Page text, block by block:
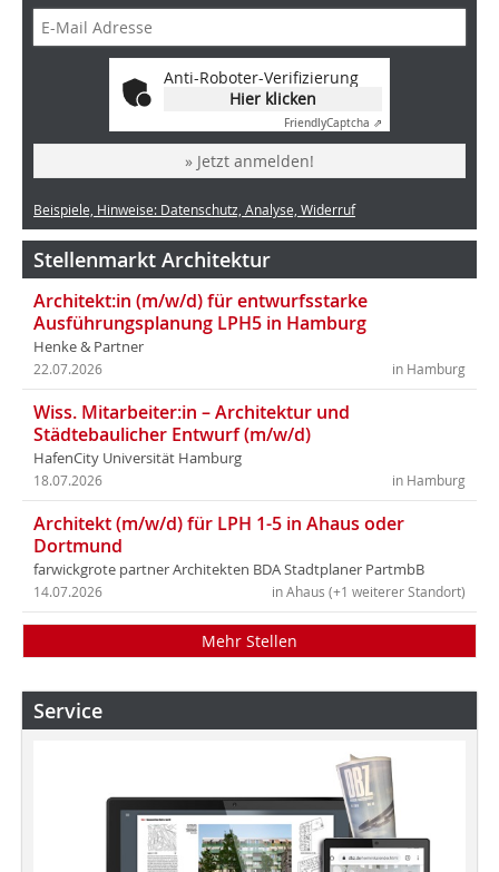
Anti-Roboter-Verifizierung
Hier klicken
FriendlyCaptcha ⇗
» Jetzt anmelden!
Beispiele, Hinweise: Datenschutz, Analyse, Widerruf
Stellenmarkt Architektur
Architekt:in (m/w/d) für entwurfsstarke
Ausführungsplanung LPH5 in Hamburg
Henke & Partner
in Hamburg
22.07.2026
Wiss. Mitarbeiter:in – Architektur und
Städtebaulicher Entwurf (m/w/d)
HafenCity Universität Hamburg
in Hamburg
18.07.2026
Architekt (m/w/d) für LPH 1-5 in Ahaus oder
Dortmund
farwickgrote partner Architekten BDA Stadtplaner PartmbB
in Ahaus (+1 weiterer Standort)
14.07.2026
Mehr Stellen
Service